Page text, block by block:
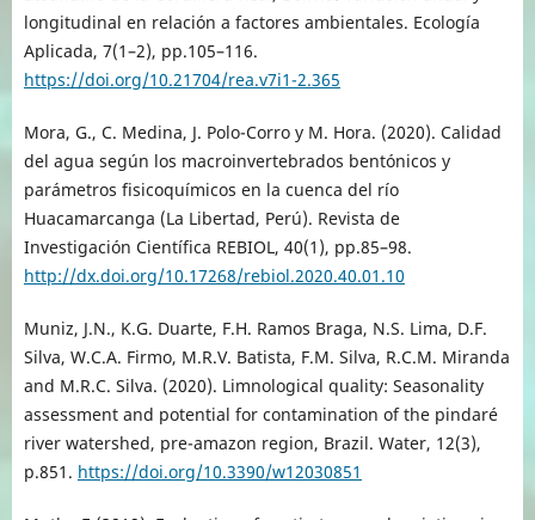
longitudinal en relación a factores ambientales. Ecología
Aplicada, 7(1–2), pp.105–116.
https://doi.org/10.21704/rea.v7i1-2.365
Mora, G., C. Medina, J. Polo-Corro y M. Hora. (2020). Calidad
del agua según los macroinvertebrados bentónicos y
parámetros fisicoquímicos en la cuenca del río
Huacamarcanga (La Libertad, Perú). Revista de
Investigación Científica REBIOL, 40(1), pp.85–98.
http://dx.doi.org/10.17268/rebiol.2020.40.01.10
Muniz, J.N., K.G. Duarte, F.H. Ramos Braga, N.S. Lima, D.F.
Silva, W.C.A. Firmo, M.R.V. Batista, F.M. Silva, R.C.M. Miranda
and M.R.C. Silva. (2020). Limnological quality: Seasonality
assessment and potential for contamination of the pindaré
river watershed, pre-amazon region, Brazil. Water, 12(3),
p.851. https://doi.org/10.3390/w12030851